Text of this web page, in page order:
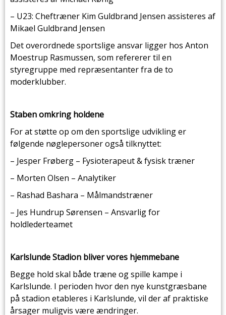
– U23: Cheftræner Kim Guldbrand Jensen assisteres af
Mikael Guldbrand Jensen
Det overordnede sportslige ansvar ligger hos Anton
Moestrup Rasmussen, som refererer til en
styregruppe med repræsentanter fra de to
moderklubber.
Staben omkring holdene
For at støtte op om den sportslige udvikling er
følgende nøglepersoner også tilknyttet:
– Jesper Frøberg – Fysioterapeut & fysisk træner
– Morten Olsen – Analytiker
– Rashad Bashara – Målmandstræner
– Jes Hundrup Sørensen – Ansvarlig for
holdlederteamet
KarlslundeStadion bliver vores hjemmebane
Begge hold skal både træne og spille kampe i
Karlslunde. I perioden hvor den nye kunstgræsbane
på stadion etableres i Karlslunde, vil der af praktiske
årsager muligvis være ændringer.